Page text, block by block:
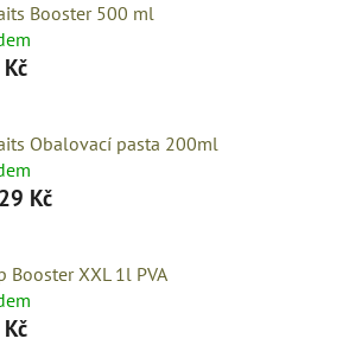
Booster 500 ml
Obalovací pasta 200ml
Kč
Booster XXL 1l PVA